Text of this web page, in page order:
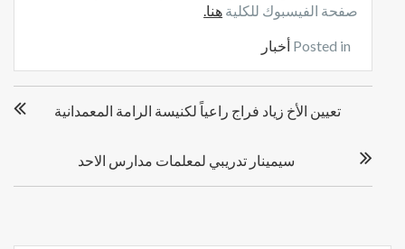
صفحة الفيسبوك للكلية هنا.
Posted in أخبار
ح
تعيين الأخ زياد فراج راعياً لكنيسة الرامة المعمدانية
سيمينار تدريبي لمعلمات مدارس الاحد